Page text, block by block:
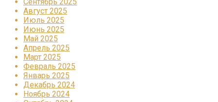
Август 2025
Июль 2025
Июнь 2025
Май 2025
Апрель 2025
Март 2025
Февраль 2025
Январь 2025
Декабрь 2024
Ноябрь 2024